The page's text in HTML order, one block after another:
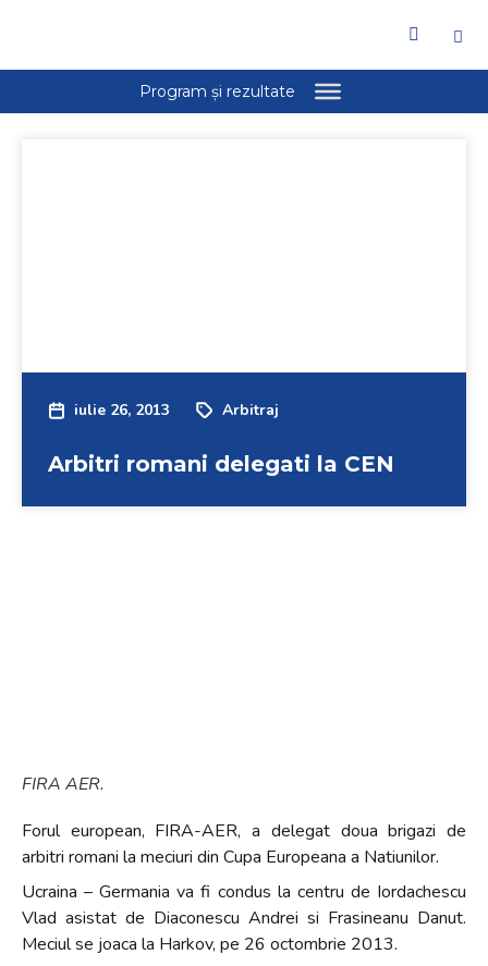
iulie 26, 2013 Arbitraj
Arbitri romani delegati la CEN
FIRA AER.
Forul european, FIRA-AER, a delegat doua brigazi de
arbitri romani la meciuri din Cupa Europeana a Natiunilor.
Ucraina – Germania va fi condus la centru de Iordachescu
Vlad asistat de Diaconescu Andrei si Frasineanu Danut.
Meciul se joaca la Harkov, pe 26 octombrie 2013.